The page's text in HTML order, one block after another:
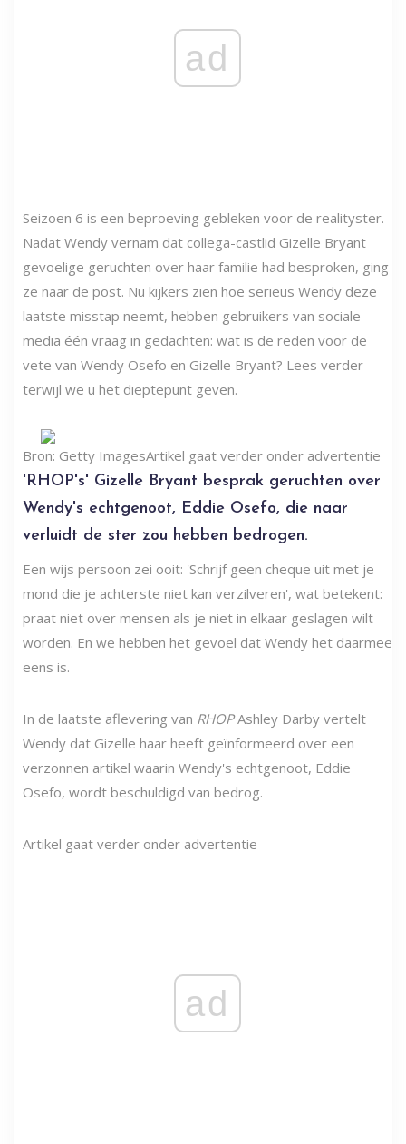
ad
Seizoen 6 is een beproeving gebleken voor de realityster.
Nadat Wendy vernam dat collega-castlid Gizelle Bryant
gevoelige geruchten over haar familie had besproken, ging
ze naar de post. Nu kijkers zien hoe serieus Wendy deze
laatste misstap neemt, hebben gebruikers van sociale
media één vraag in gedachten: wat is de reden voor de
vete van Wendy Osefo en Gizelle Bryant? Lees verder
terwijl we u het dieptepunt geven.
Bron: Getty ImagesArtikel gaat verder onder advertentie
'RHOP's' Gizelle Bryant besprak geruchten over
Wendy's echtgenoot, Eddie Osefo, die naar
verluidt de ster zou hebben bedrogen.
Een wijs persoon zei ooit: 'Schrijf geen cheque uit met je
mond die je achterste niet kan verzilveren', wat betekent:
praat niet over mensen als je niet in elkaar geslagen wilt
worden. En we hebben het gevoel dat Wendy het daarmee
eens is.
In de laatste aflevering van RHOPAshley Darby vertelt
Wendy dat Gizelle haar heeft geïnformeerd over een
verzonnen artikel waarin Wendy's echtgenoot, Eddie
Osefo, wordt beschuldigd van bedrog.
Artikel gaat verder onder advertentie
ad